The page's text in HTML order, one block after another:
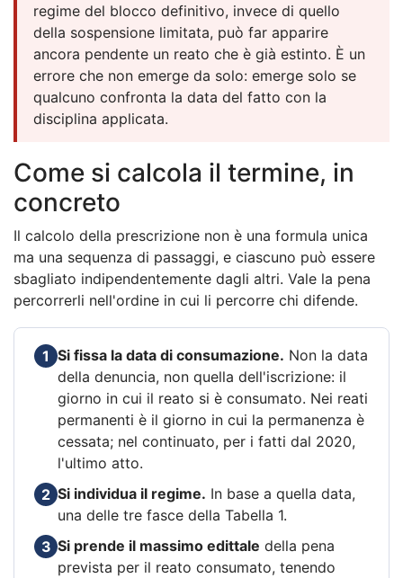
regime del blocco definitivo, invece di quello
della sospensione limitata, può far apparire
ancora pendente un reato che è già estinto. È un
errore che non emerge da solo: emerge solo se
qualcuno confronta la data del fatto con la
disciplina applicata.
Come si calcola il termine, in
concreto
Il calcolo della prescrizione non è una formula unica
ma una sequenza di passaggi, e ciascuno può essere
sbagliato indipendentemente dagli altri. Vale la pena
percorrerli nell'ordine in cui li percorre chi difende.
1 Si fissa la data di consumazione. Non la data
della denuncia, non quella dell'iscrizione: il
giorno in cui il reato si è consumato. Nei reati
permanenti è il giorno in cui la permanenza è
cessata; nel continuato, per i fatti dal 2020,
l'ultimo atto.
2 Si individua il regime. In base a quella data,
una delle tre fasce della Tabella 1.
3 Si prende il massimo edittale della pena
prevista per il reato consumato, tenendo